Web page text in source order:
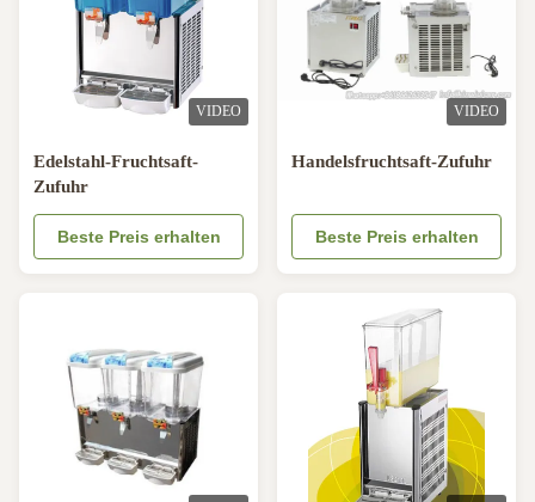
VIDEO
Edelstahl-Fruchtsaft-
Zufuhr
Beste Preis erhalten
VIDEO
Handelsfruchtsaft-Zufuhr
Beste Preis erhalten